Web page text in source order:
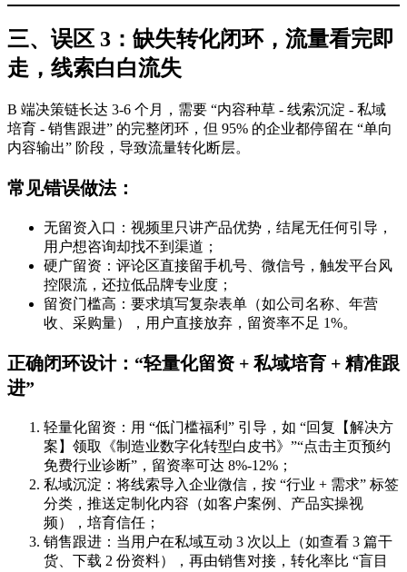
三、误区 3：缺失转化闭环，流量看完即
走，线索白白流失
B 端决策链长达 3-6 个月，需要 “内容种草 - 线索沉淀 - 私域
培育 - 销售跟进” 的完整闭环，但 95% 的企业都停留在 “单向
内容输出” 阶段，导致流量转化断层。
常见错误做法：
无留资入口：视频里只讲产品优势，结尾无任何引导，
用户想咨询却找不到渠道；
硬广留资：评论区直接留手机号、微信号，触发平台风
控限流，还拉低品牌专业度；
留资门槛高：要求填写复杂表单（如公司名称、年营
收、采购量），用户直接放弃，留资率不足 1%。
正确闭环设计：“轻量化留资 + 私域培育 + 精准跟
进”
轻量化留资：用 “低门槛福利” 引导，如 “回复【解决方
案】领取《制造业数字化转型白皮书》”“点击主页预约
免费行业诊断”，留资率可达 8%-12%；
私域沉淀：将线索导入企业微信，按 “行业 + 需求” 标签
分类，推送定制化内容（如客户案例、产品实操视
频），培育信任；
销售跟进：当用户在私域互动 3 次以上（如查看 3 篇干
货、下载 2 份资料），再由销售对接，转化率比 “盲目